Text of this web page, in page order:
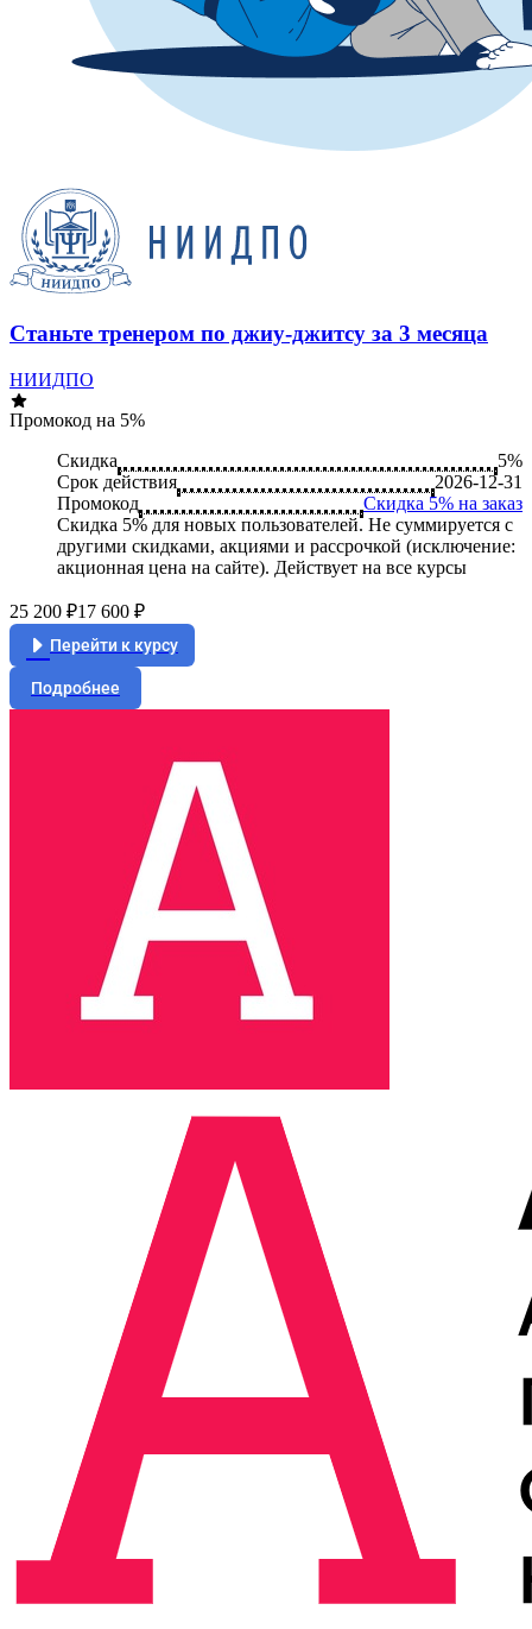
Станьте тренером по джиу-джитсу за 3 месяца
НИИДПО
Промокод на 5%
Скидка
5%
Срок действия
2026-12-31
Промокод
Скидка 5% на заказ
Скидка 5% для новых пользователей. Не суммируется c
другими скидками, акциями и рассрочкой (исключение:
акционная цена на сайте). Действует на все курсы
25 200 ₽17 600 ₽
Перейти к курсу
Подробнее